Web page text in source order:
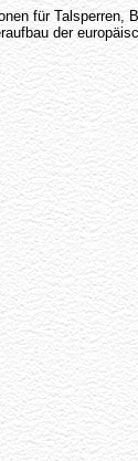
für Talsperren,
der